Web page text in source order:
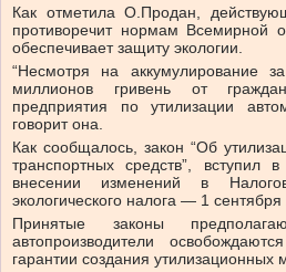
Как отметила О.Продан,
противоречит нормам Всемирной
обеспечивает защиту экологии.
“Несмотря на аккумулирование
миллионов гривень от
предприятия по утилизации
говорит она.
Как сообщалось, закон “Об
транспортных средств”, вступил
внесении изменений в
экологического налога — 1 сентября
Принятые законы
автопроизводители
гарантии создания утилизационных